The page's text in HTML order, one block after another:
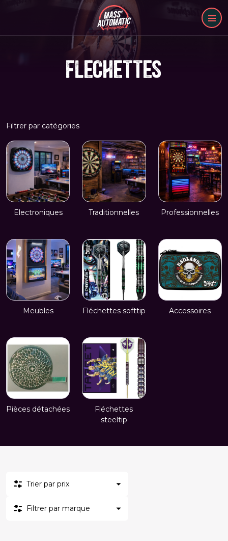
FLECHETTES
Filtrer par catégories
Electroniques Traditionnelles Professionnelles
Meubles Fléchettes softtip Accessoires
Pièces détachées
Fléchettes
steeltip
Trier par prix
Filtrer par marque